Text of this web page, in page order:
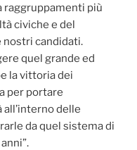
raggruppamenti più
civiche e del
nostri candidati.
quel grande ed
la vittoria dei
per portare
delle
da quel sistema di